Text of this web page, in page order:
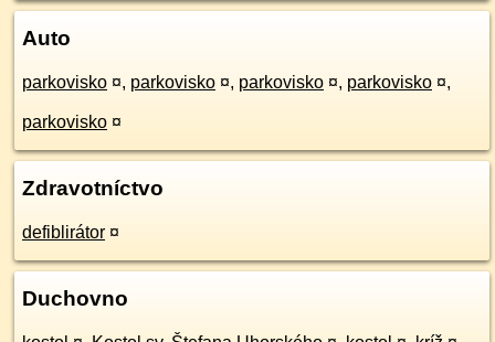
Auto
parkovisko ¤, parkovisko ¤, parkovisko ¤, parkovisko ¤,
parkovisko ¤
Zdravotníctvo
defiblirátor ¤
Duchovno